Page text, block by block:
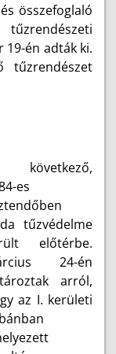
összefoglaló
19-én adták ki.
tűzrendészet
es
tűzvédelme
előtérbe.
24-én
arról,
az I. kerületi